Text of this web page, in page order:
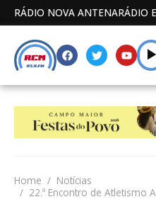
RÁDIO NOVA ANTENARÁDIO
Home
Notícias
22.º Encontro de Atletismo Adaptado